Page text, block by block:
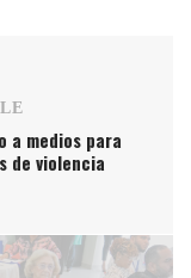
a medios para
de violencia